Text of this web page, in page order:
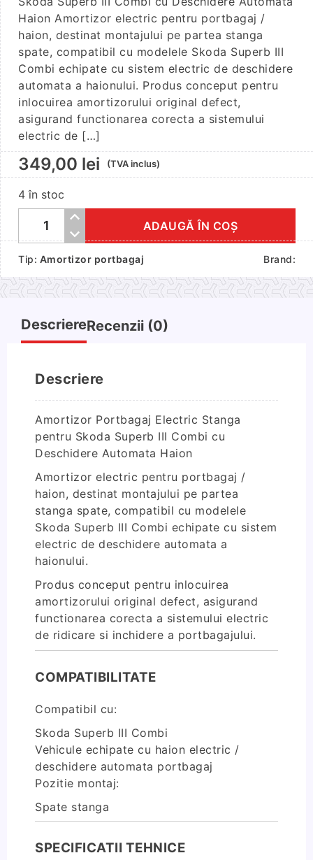
Haion Amortizor electric pentru portbagaj /
haion, destinat montajului pe partea stanga
spate, compatibil cu modelele Skoda Superb III
Combi echipate cu sistem electric de deschidere
automata a haionului. Produs conceput pentru
inlocuirea amortizorului original defect,
asigurand functionarea corecta a sistemului
electric de […]
349,00 lei (TVA inclus)
4 în stoc
Cantitate
Portbagaj
Electric
Stanga
pentru
Skoda
Combi
cu
Deschidere
Automata
Haion
ADAUGĂ ÎN COȘ
Tip: Amortizor portbagaj Brand:
DescriereRecenzii (0)
Descriere
Amortizor Portbagaj Electric Stanga
pentru Skoda Superb III Combi cu
Deschidere Automata Haion
Amortizor electric pentru portbagaj /
haion, destinat montajului pe partea
stanga spate, compatibil cu modelele
Skoda Superb III Combi echipate cu sistem
electric de deschidere automata a
haionului.
Produs conceput pentru inlocuirea
amortizorului original defect, asigurand
functionarea corecta a sistemului electric
de ridicare si inchidere a portbagajului.
COMPATIBILITATE
Compatibil cu:
Skoda Superb III Combi
Vehicule echipate cu haion electric /
deschidere automata portbagaj
Pozitie montaj:
Spate stanga
SPECIFICATII TEHNICE